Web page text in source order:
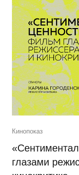
Кинопоказ
глазами